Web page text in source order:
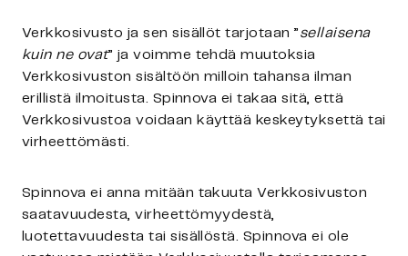
Verkkosivusto ja sen sisällöt tarjotaan ” sellaisena
kuin ne ovat” ja voimme tehdä muutoksia
Verkkosivuston sisältöön milloin tahansa ilman
erillistä ilmoitusta. Spinnova ei takaa sitä, että
Verkkosivustoa voidaan käyttää keskeytyksettä tai
virheettömästi.
Spinnova ei anna mitään takuuta Verkkosivuston
saatavuudesta, virheettömyydestä,
luotettavuudesta tai sisällöstä. Spinnova ei ole